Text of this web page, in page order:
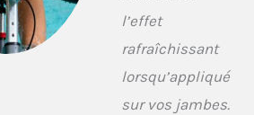
l’effet
rafraîchissant
lorsqu’appliqué
sur vos jambes.